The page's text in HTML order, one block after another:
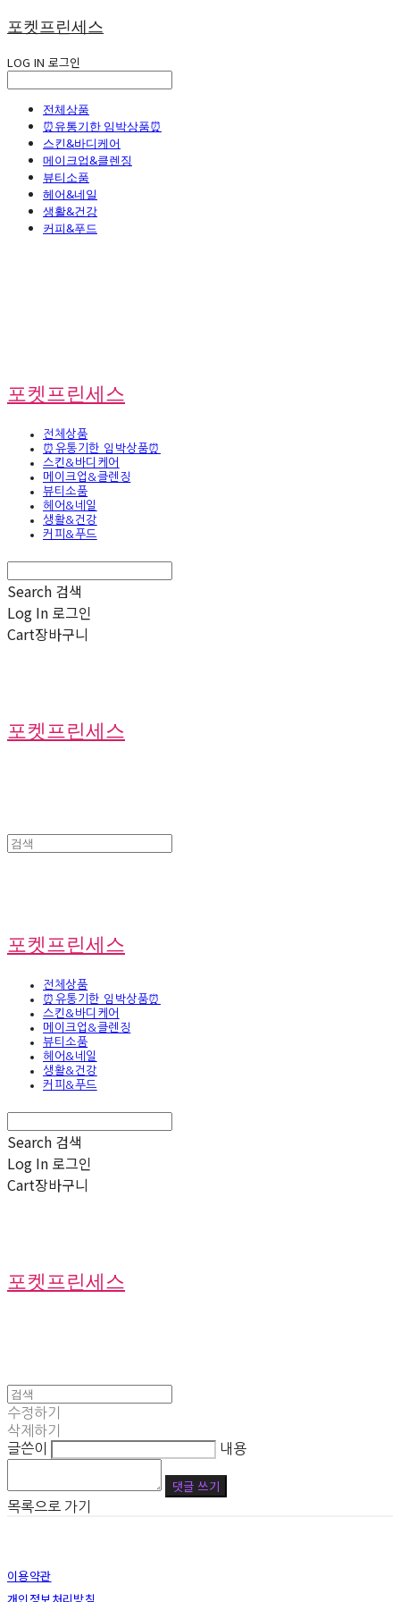
포켓프린세스
LOG IN 로그인
전체상품
⏰유통기한 임박상품⏰
스킨&바디케어
메이크업&클렌징
뷰티소품
헤어&네일
생활&건강
커피&푸드
포켓프린세스
전체상품
⏰유통기한 임박상품⏰
스킨&바디케어
메이크업&클렌징
뷰티소품
헤어&네일
생활&건강
커피&푸드
Search 검색
Log In 로그인
Cart장바구니
포켓프린세스
포켓프린세스
전체상품
⏰유통기한 임박상품⏰
스킨&바디케어
메이크업&클렌징
뷰티소품
헤어&네일
생활&건강
커피&푸드
Search 검색
Log In 로그인
Cart장바구니
포켓프린세스
수정하기
삭제하기
글쓴이
내용
댓글 쓰기
목록으로 가기
이용약관